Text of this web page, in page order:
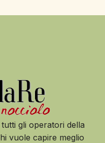
gli operatori della
vuole capire meglio